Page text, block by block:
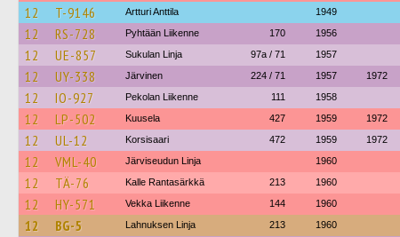
12 T-9146 Artturi Anttila 1949
12 RS-728 Pyhtään Liikenne 170 1956
12 UE-857 Sukulan Linja 97a / 71 1957
12 UY-338 Järvinen 224 / 71 1957 1972
12 IO-927 Pekolan Liikenne 111 1958
12 LP-502 Kuusela 427 1959 1972
12 UL-12 Korsisaari 472 1959 1972
12 VML-40 Järviseudun Linja 1960
12 TÄ-76 Kalle Rantasärkkä 213 1960
12 HY-571 Vekka Liikenne 144 1960
12 BG-5 Lahnuksen Linja 213 1960